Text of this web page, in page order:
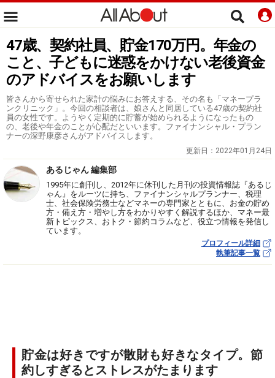
47歳、契約社員、貯金170万円。年金の
こと、子どもに迷惑をかけない老後資金
のアドバイスをお願いします
皆さんから寄せられた家計の悩みにお答えする、その名も「マネープラ
ンクリニック」。今回の相談者は、娘さんと同居している47歳の契約社
員の女性です。ようやく定期的に貯蓄が始められるようになったもの
の、老後や年金のことが心配だといいます。ファイナンシャル・プラン
ナーの深野康彦さんがアドバイスします。
更新日： 2022年01月24日
あるじゃん 編集部
1995年に創刊し、2012年に休刊した月刊の投資情報誌『あるじ
ゃん』をルーツに持ち、ファイナンシャルプランナー、税理
士、社会保険労務士などマネーの専門家とともに、お金の貯め
方・備え方・増やし方をわかりやすく解説するほか、マネー最
新トピックス、おトク・節約コラムなど、役立つ情報を発信し
ています。
プロフィール詳細
執筆記事一覧
貯金は好きですが散財も好きなタイプ。節
約しすぎるとストレスがたまります